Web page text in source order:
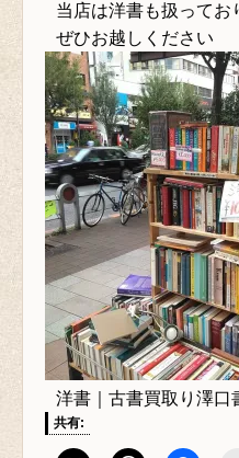
当店は洋書も扱って
ぜひお越しください
洋書｜古書買取り澤口
共有: